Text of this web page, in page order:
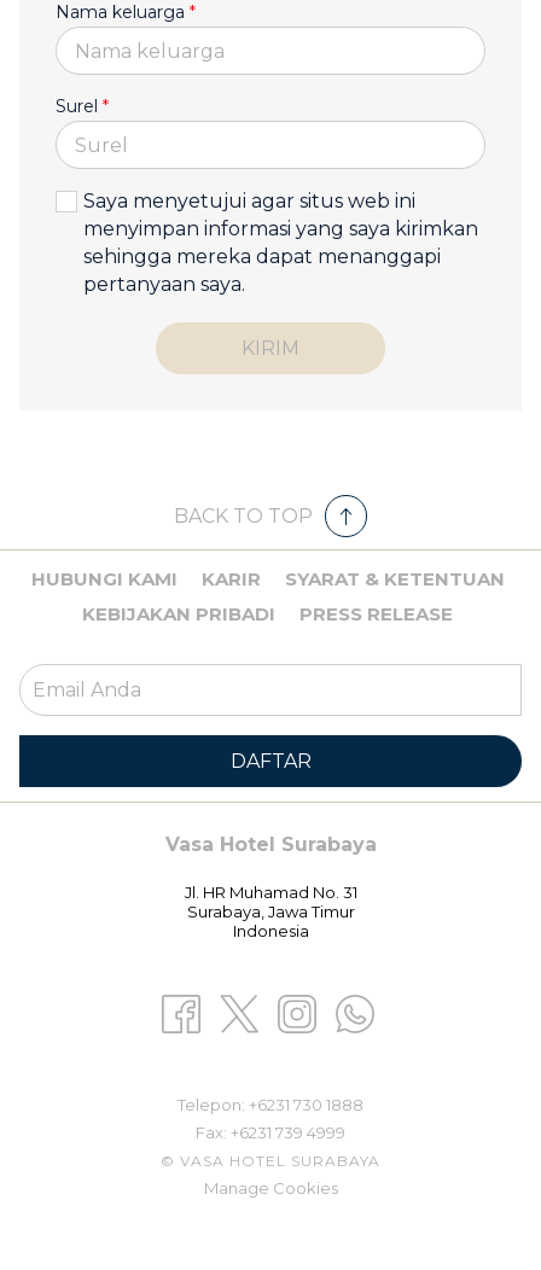
Nama keluarga *
Surel *
Saya menyetujui agar situs web ini
menyimpan informasi yang saya kirimkan
sehingga mereka dapat menanggapi
pertanyaan saya.
KIRIM
BACK TO TOP
HUBUNGI KAMI KARIR
SYARAT & KETENTUAN
KEBIJAKAN PRIBADI
PRESS RELEASE
DAFTAR
Vasa Hotel Surabaya
Jl. HR Muhamad No. 31
Surabaya, Jawa Timur
Indonesia
Telepon: ​ +6231 730 1888
Fax: +6231 739 4999
© VASA HOTEL SURABAYA
Manage Cookies